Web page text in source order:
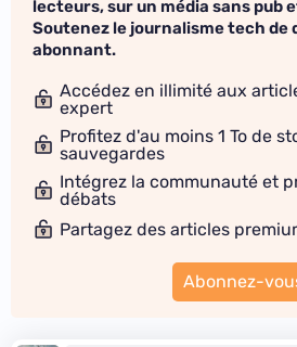
lecteurs, sur un média sans pub
Soutenez le journalisme tech de
abonnant.
Accédez en illimité aux
expert
Profitez d'au moins 1 To de
sauvegardes
Intégrez la communauté et
débats
Partagez des articles
Abonnez-